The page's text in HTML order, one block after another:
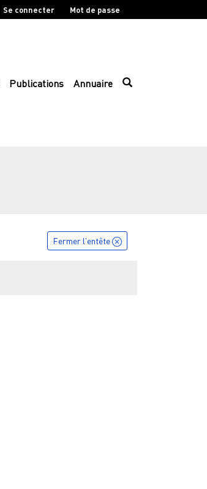
Se connecter Mot de passe
Publications Annuaire
Fermer l'entête